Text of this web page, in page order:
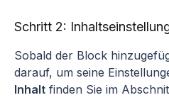
Schritt 2:
Sobald der Block
darauf, um seine
Inhalt finden Sie im